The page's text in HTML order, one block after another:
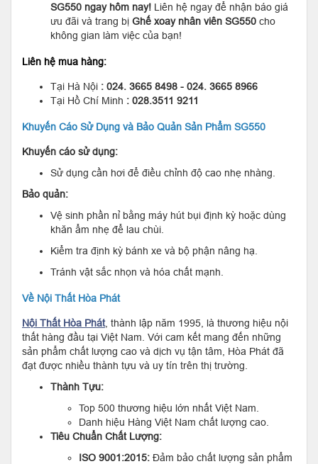
SG550 ngay hôm nay! Liên hệ ngay để nhận báo giá
ưu đãi và trang bị Ghế xoay nhân viên SG550 cho
không gian làm việc của bạn!
Liên hệ mua hàng:
Tại Hà Nội : 024. 3665 8498 - 024. 3665 8966
Tại Hồ Chí Minh : 028.3511 9211
Khuyến Cáo Sử Dụng và Bảo Quản Sản Phẩm SG550
Khuyến cáo sử dụng:
Sử dụng cần hơi để điều chỉnh độ cao nhẹ nhàng.
Bảo quản:
Vệ sinh phần nỉ bằng máy hút bụi định kỳ hoặc dùng
khăn ẩm nhẹ để lau chùi.
Kiểm tra định kỳ bánh xe và bộ phận nâng hạ.
Tránh vật sắc nhọn và hóa chất mạnh.
Về Nội Thất Hòa Phát
Nội Thất Hòa Phát, thành lập năm 1995, là thương hiệu nội
thất hàng đầu tại Việt Nam. Với cam kết mang đến những
sản phẩm chất lượng cao và dịch vụ tận tâm, Hòa Phát đã
đạt được nhiều thành tựu và uy tín trên thị trường.
Thành Tựu:
Top 500 thương hiệu lớn nhất Việt Nam.
Danh hiệu Hàng Việt Nam chất lượng cao.
Tiêu Chuẩn Chất Lượng:
ISO 9001:2015: Đảm bảo chất lượng sản phẩm